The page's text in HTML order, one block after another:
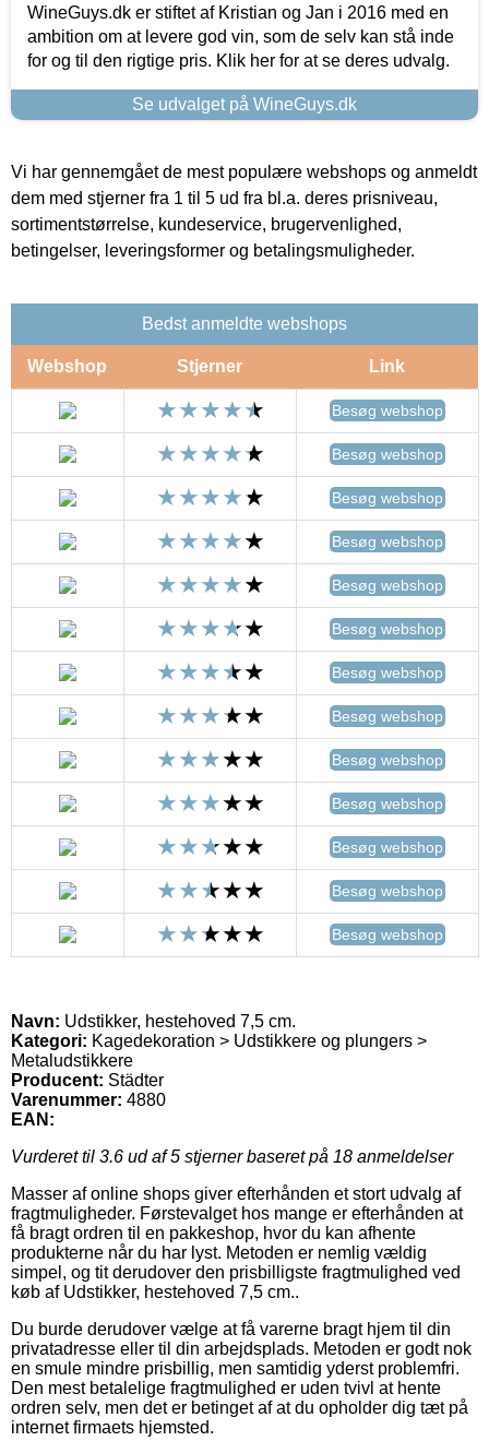
WineGuys.dk er stiftet af Kristian og Jan i 2016 med en
ambition om at levere god vin, som de selv kan stå inde
for og til den rigtige pris. Klik her for at se deres udvalg.
Se udvalget på WineGuys.dk
Vi har gennemgået de mest populære webshops og anmeldt
dem med stjerner fra 1 til 5 ud fra bl.a. deres prisniveau,
sortimentstørrelse, kundeservice, brugervenlighed,
betingelser, leveringsformer og betalingsmuligheder.
Bedst anmeldte webshops
Webshop Stjerner Link
Besøg webshop
Besøg webshop
Besøg webshop
Besøg webshop
Besøg webshop
Besøg webshop
Besøg webshop
Besøg webshop
Besøg webshop
Besøg webshop
Besøg webshop
Besøg webshop
Besøg webshop
Navn: Udstikker, hestehoved 7,5 cm.
Kategori: Kagedekoration > Udstikkere og plungers >
Metaludstikkere
Producent: Städter
Varenummer: 4880
EAN:
Vurderet til 3.6 ud af 5 stjerner baseret på 18 anmeldelser
Masser af online shops giver efterhånden et stort udvalg af
fragtmuligheder. Førstevalget hos mange er efterhånden at
få bragt ordren til en pakkeshop, hvor du kan afhente
produkterne når du har lyst. Metoden er nemlig vældig
simpel, og tit derudover den prisbilligste fragtmulighed ved
køb af Udstikker, hestehoved 7,5 cm..
Du burde derudover vælge at få varerne bragt hjem til din
privatadresse eller til din arbejdsplads. Metoden er godt nok
en smule mindre prisbillig, men samtidig yderst problemfri.
Den mest betalelige fragtmulighed er uden tvivl at hente
ordren selv, men det er betinget af at du opholder dig tæt på
internet firmaets hjemsted.